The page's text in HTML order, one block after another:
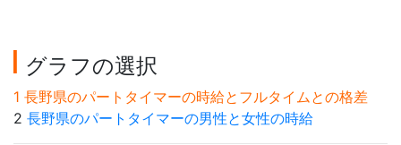
グラフの選択
1 長野県のパートタイマーの時給とフルタイムとの格差
2 長野県のパートタイマーの男性と女性の時給